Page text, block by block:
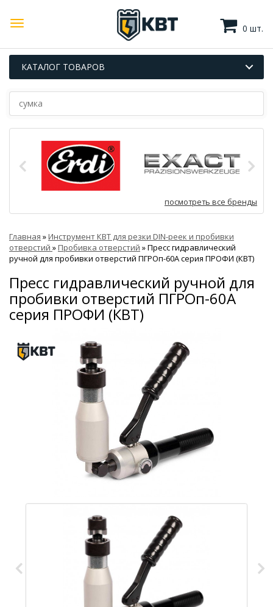
0 шт.
КАТАЛОГ ТОВАРОВ
посмотреть все бренды
Главная »Инструмент КВТ для резки DIN-реек и пробивки
отверстий »Пробивка отверстий »Пресс гидравлический
ручной для пробивки отверстий ПГРОп-60А серия ПРОФИ (КВТ)
Пресс гидравлический ручной для
пробивки отверстий ПГРОп-60А
серия ПРОФИ (КВТ)